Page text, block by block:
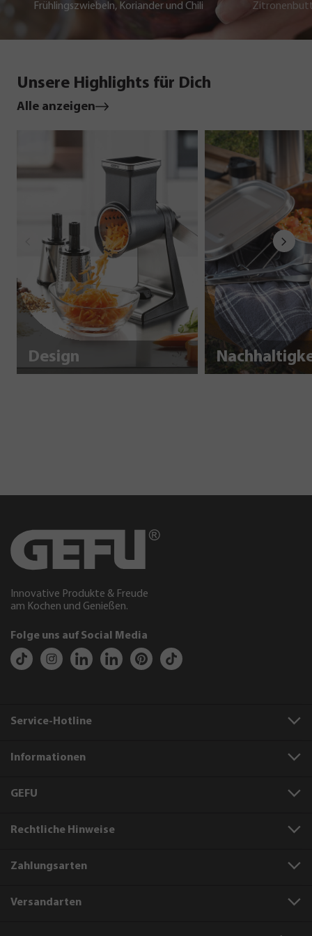
Frühlingszwiebeln, Koriander und Chili
Unsere Highlights für Dich
Alle anzeigen
Design
Innovative Produkte & Freude
am Kochen und Genießen.
Folge uns auf Social Media
Service-Hotline
Informationen
GEFU
Rechtliche Hinweise
Zahlungsarten
Versandarten